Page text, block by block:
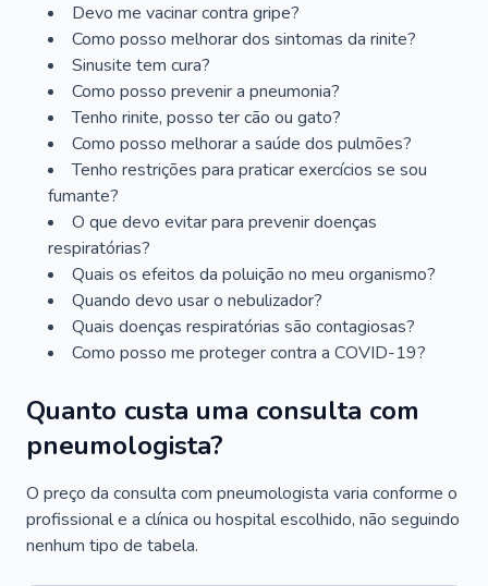
Devo me vacinar contra gripe?
Como posso melhorar dos sintomas da rinite?
Sinusite tem cura?
Como posso prevenir a pneumonia?
Tenho rinite, posso ter cão ou gato?
Como posso melhorar a saúde dos pulmões?
Tenho restrições para praticar exercícios se sou
fumante?
O que devo evitar para prevenir doenças
respiratórias?
Quais os efeitos da poluição no meu organismo?
Quando devo usar o nebulizador?
Quais doenças respiratórias são contagiosas?
Como posso me proteger contra a COVID-19?
Quanto custa uma consulta com
pneumologista?
O preço da consulta com pneumologista varia conforme o
profissional e a clínica ou hospital escolhido, não seguindo
nenhum tipo de tabela.